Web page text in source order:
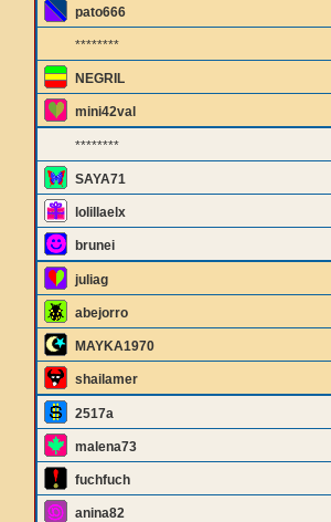
pato666
********
NEGRIL
mini42val
********
SAYA71
lolillaelx
brunei
juliag
abejorro
MAYKA1970
shailamer
2517a
malena73
fuchfuch
anina82